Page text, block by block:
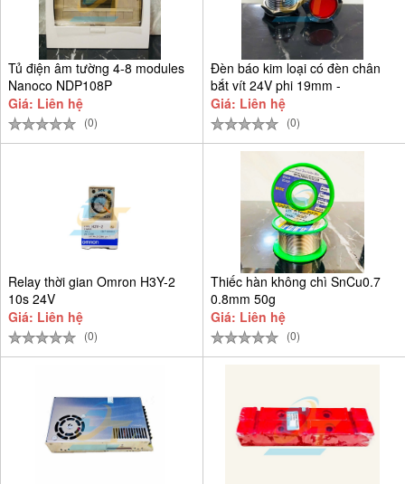
Tủ điện âm tường 4-8 modules
Nanoco NDP108P
Giá: Liên hệ
(0)
Đèn báo kim loại có đèn chân
bắt vít 24V phi 19mm -
Giá: Liên hệ
(0)
Relay thời gian Omron H3Y-2
10s 24V
Giá: Liên hệ
(0)
Thiếc hàn không chì SnCu0.7
0.8mm 50g
Giá: Liên hệ
(0)